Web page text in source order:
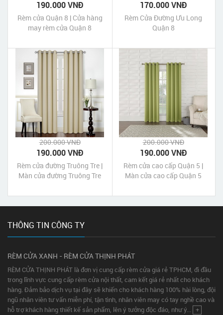
190.000 VNĐ
Rèm cửa Quận 8 | Cửa hàng
may rèm cửa Quận 8
170.000 VNĐ
Rèm Cửa Đường Ưu Long
Quận 8
200.000 VNĐ
190.000 VNĐ
Rèm cửa đường Truông Tre |
Màn cửa đường Truông Tre
200.000 VNĐ
190.000 VNĐ
Rèm cửa cao cấp Quận 5 |
Màn cửa cao cấp Quận 5
THÔNG TIN CÔNG TY
RÈM CỬA XANH - RÈM CỬA THỊNH PHÁT
RÈM CỬA THỊNH PHÁT là đơn vị cung cấp rèm cửa giá rẻ TPHCM, đi đầu
trong lĩnh vực cung cấp rèm cửa nội thất, cam kết giá rẻ nhất cho khách
hàng. Đảm bảo dịch vụ tại đây sẽ khiến cho khách hàng 100% hài lòng, đội
ngũ nhân viên tư vấn miễn phí, tận tình, nhân viên may có tay nghề cao và
hỗ trợ khách hàng thiết kế sản phẩm, lên ý tưởng độc đáo, như ý... +